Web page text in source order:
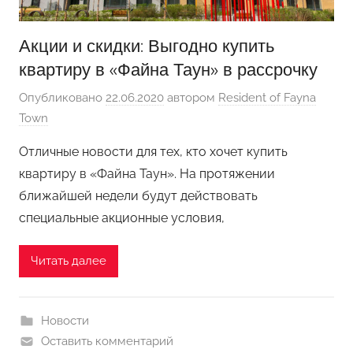
Акции и скидки: Выгодно купить
квартиру в «Файна Таун» в рассрочку
Опубликовано 22.06.2020 автором Resident of Fayna
Town
Отличные новости для тех, кто хочет купить
квартиру в «Файна Таун». На протяжении
ближайшей недели будут действовать
специальные акционные условия,
Читать далее
Новости
Оставить комментарий